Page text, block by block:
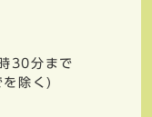
30分まで
除く)